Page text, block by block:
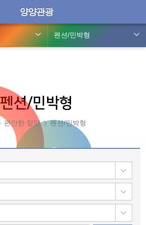
양양관광
펜션/민박형
펜션/민박형
편안한 양양 펜션/민박형